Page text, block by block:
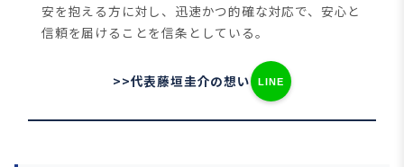
安を抱える方に対し、迅速かつ的確な対応で、安心と
信頼を届けることを信条としている。
>>代表藤垣圭介の想い LINE